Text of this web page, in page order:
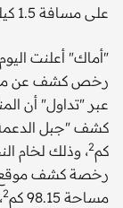
على مسافة 1.5 كيلومتر، ما يوفر إمكانيات إنتاج كبيرة.
رخص كشف عن
عبر "تداول" أن
كم2، وذلك لخام
رخصة كشف موقع
مساحة 98.15 كم
2